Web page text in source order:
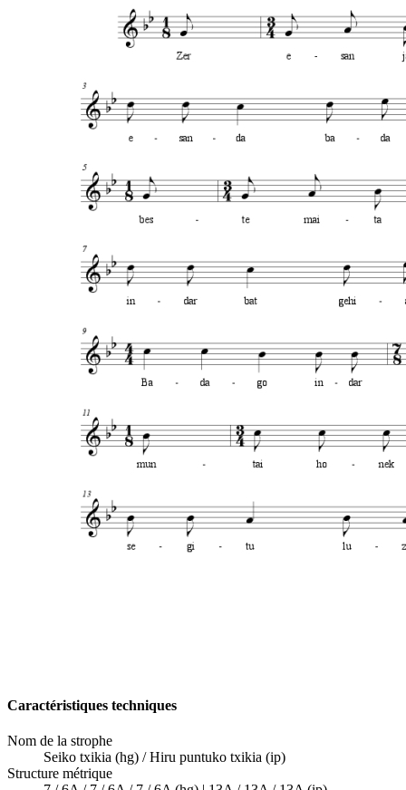
Caractéristiques techniques
Nom de la strophe
Seiko txikia (hg) / Hiru puntuko txikia (ip)
Structure métrique